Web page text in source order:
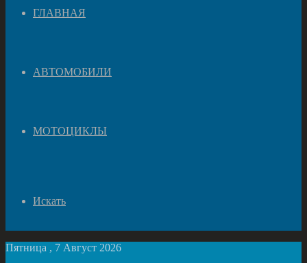
ГЛАВНАЯ
АВТОМОБИЛИ
МОТОЦИКЛЫ
Искать
Пятница , 7 Август 2026